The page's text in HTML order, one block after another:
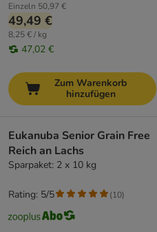
Einzeln 50,97 €
49,49 €
8,25 € / kg
47,02 €
Zum Warenkorb
hinzufügen
Eukanuba Senior Grain Free
Reich an Lachs
Sparpaket: 2 x 10 kg
Rating: 5/5 (10)